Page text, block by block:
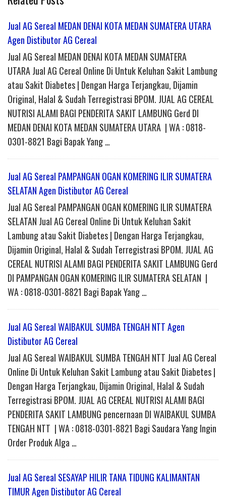
Jual AG Sereal MEDAN DENAI KOTA MEDAN SUMATERA UTARA
Agen Distibutor AG Cereal
Jual AG Sereal MEDAN DENAI KOTA MEDAN SUMATERA
UTARA Jual AG Cereal Online Di Untuk Keluhan Sakit Lambung
atau Sakit Diabetes | Dengan Harga Terjangkau, Dijamin
Original, Halal & Sudah Terregistrasi BPOM. JUAL AG CEREAL
NUTRISI ALAMI BAGI PENDERITA SAKIT LAMBUNG Gerd DI
MEDAN DENAI KOTA MEDAN SUMATERA UTARA | WA : 0818-
0301-8821 Bagi Bapak Yang …
Jual AG Sereal PAMPANGAN OGAN KOMERING ILIR SUMATERA
SELATAN Agen Distibutor AG Cereal
Jual AG Sereal PAMPANGAN OGAN KOMERING ILIR SUMATERA
SELATAN Jual AG Cereal Online Di Untuk Keluhan Sakit
Lambung atau Sakit Diabetes | Dengan Harga Terjangkau,
Dijamin Original, Halal & Sudah Terregistrasi BPOM. JUAL AG
CEREAL NUTRISI ALAMI BAGI PENDERITA SAKIT LAMBUNG Gerd
DI PAMPANGAN OGAN KOMERING ILIR SUMATERA SELATAN |
WA : 0818-0301-8821 Bagi Bapak Yang …
Jual AG Sereal WAIBAKUL SUMBA TENGAH NTT Agen
Distibutor AG Cereal
Jual AG Sereal WAIBAKUL SUMBA TENGAH NTT Jual AG Cereal
Online Di Untuk Keluhan Sakit Lambung atau Sakit Diabetes |
Dengan Harga Terjangkau, Dijamin Original, Halal & Sudah
Terregistrasi BPOM. JUAL AG CEREAL NUTRISI ALAMI BAGI
PENDERITA SAKIT LAMBUNG pencernaan DI WAIBAKUL SUMBA
TENGAH NTT | WA : 0818-0301-8821 Bagi Saudara Yang Ingin
Order Produk Alga …
Jual AG Sereal SESAYAP HILIR TANA TIDUNG KALIMANTAN
TIMUR Agen Distibutor AG Cereal